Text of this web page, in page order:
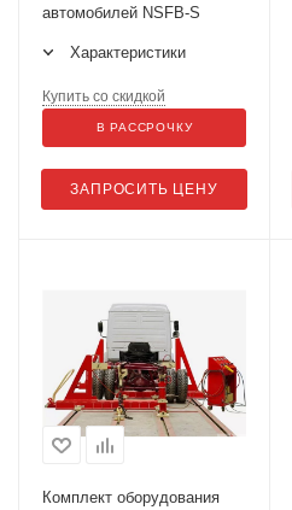
автомобилей NSFB-S
Характеристики
ЗАПРОСИТЬ ЦЕНУ
Купить со скидкой
В РАССРОЧКУ
Комплект оборудования